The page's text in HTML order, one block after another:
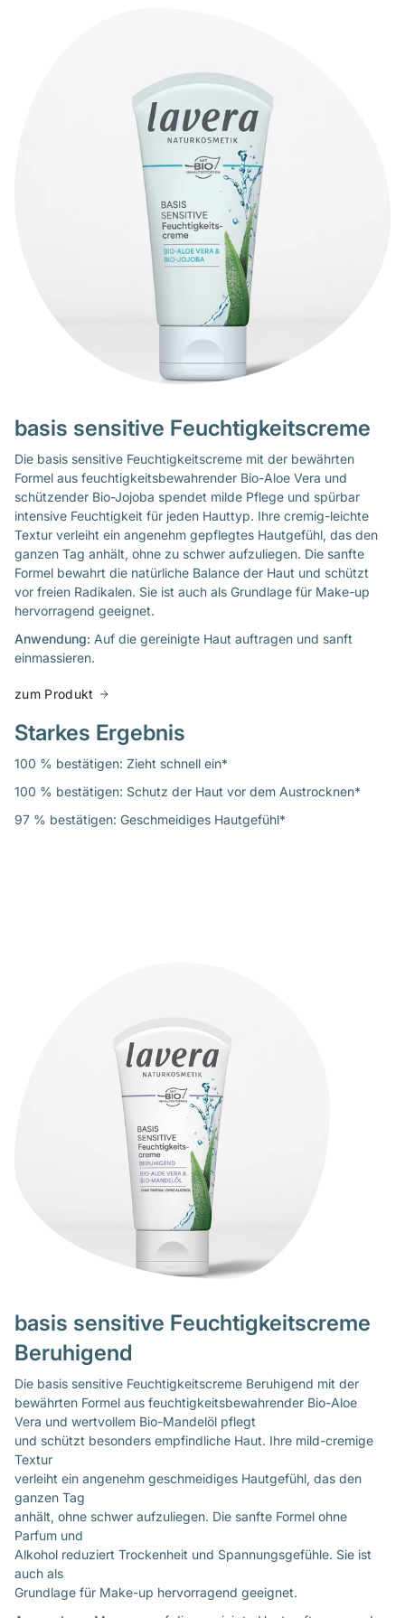
basis sensitive Feuchtigkeitscreme
Die basis sensitive Feuchtigkeitscreme mit der bewährten
Formel aus feuchtigkeitsbewahrender Bio-Aloe Vera und
schützender Bio-Jojoba spendet milde Pflege und spürbar
intensive Feuchtigkeit für jeden Hauttyp. Ihre cremig-leichte
Textur verleiht ein angenehm gepflegtes Hautgefühl, das den
ganzen Tag anhält, ohne zu schwer aufzuliegen. Die sanfte
Formel bewahrt die natürliche Balance der Haut und schützt
vor freien Radikalen. Sie ist auch als Grundlage für Make-up
hervorragend geeignet.
Anwendung: Auf die gereinigte Haut auftragen und sanft
einmassieren.
zum Produkt
Starkes Ergebnis
100 % bestätigen: Zieht schnell ein*
100 % bestätigen: Schutz der Haut vor dem Austrocknen*
97 % bestätigen: Geschmeidiges Hautgefühl*
basis sensitive Feuchtigkeitscreme
Beruhigend
Die basis sensitive Feuchtigkeitscreme Beruhigend mit der
bewährten Formel aus feuchtigkeitsbewahrender Bio-Aloe
Vera und wertvollem Bio-Mandelöl pflegt
und schützt besonders empfindliche Haut. Ihre mild-cremige
Textur
verleiht ein angenehm geschmeidiges Hautgefühl, das den
ganzen Tag
anhält, ohne schwer aufzuliegen. Die sanfte Formel ohne
Parfum und
Alkohol reduziert Trockenheit und Spannungsgefühle. Sie ist
auch als
Grundlage für Make-up hervorragend geeignet.